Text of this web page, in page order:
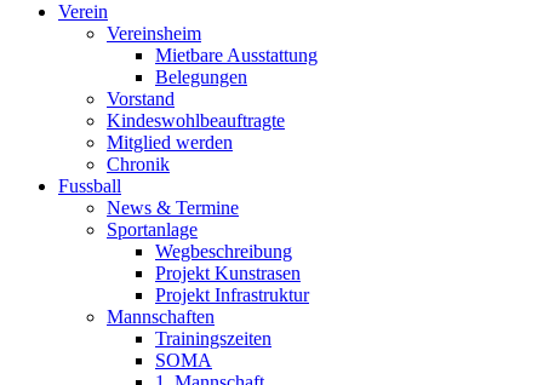
Verein
Vereinsheim
Mietbare Ausstattung
Belegungen
Vorstand
Kindeswohlbeauftragte
Mitglied werden
Chronik
Fussball
News & Termine
Sportanlage
Wegbeschreibung
Projekt Kunstrasen
Projekt Infrastruktur
Mannschaften
Trainingszeiten
SOMA